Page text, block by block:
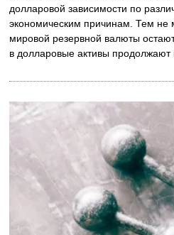
долларовой зависимости по
экономическим причинам. Тем не
мировой резервной валюты
в долларовые активы продолжают